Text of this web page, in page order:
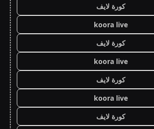
كورة لايف
koora live
كورة لايف
koora live
كورة لايف
koora live
كورة لايف